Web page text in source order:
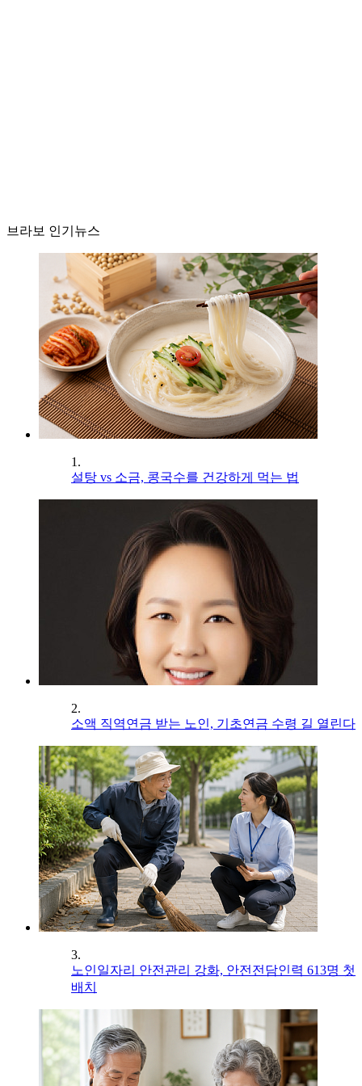
브라보 인기뉴스
1.
설탕 vs 소금, 콩국수를 건강하게 먹는 법
2.
소액 직역연금 받는 노인, 기초연금 수령 길 열린다
3.
노인일자리 안전관리 강화, 안전전담인력 613명 첫
배치